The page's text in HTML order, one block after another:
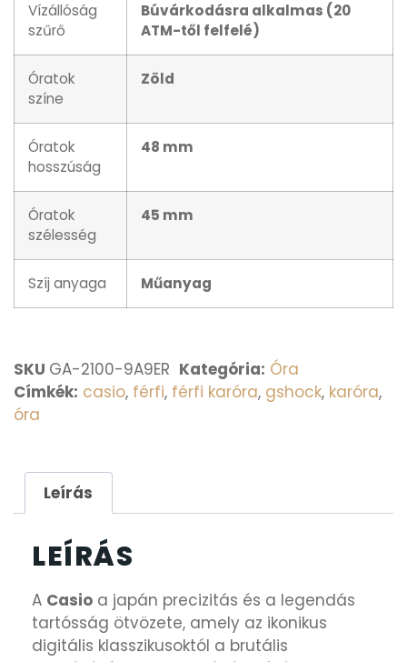
Vízállóság
szűrő
Búvárkodásra alkalmas (20
ATM-től felfelé)
Óratok
színe
Zöld
Óratok
hosszúság
48 mm
Óratok
szélesség
45 mm
Szíj anyaga Műanyag
SKU GA-2100-9A9ER Kategória: Óra
Címkék: casio, férfi, férfi karóra, gshock, karóra,
óra
Leírás
LEÍRÁS
A Casio a japán precizitás és a legendás
tartósság ötvözete, amely az ikonikus
digitális klasszikusoktól a brutális